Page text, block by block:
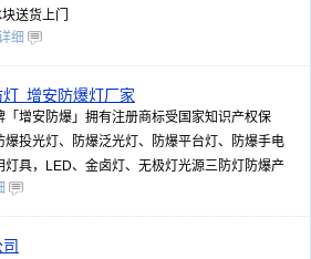
送货上门
细
_增安防爆灯厂家
「增安防爆」拥有注册商标受国家知识产权保
投光灯、防爆泛光灯、防爆平台灯、防爆手电
具，LED、金卤灯、无极灯光源三防灯防爆产